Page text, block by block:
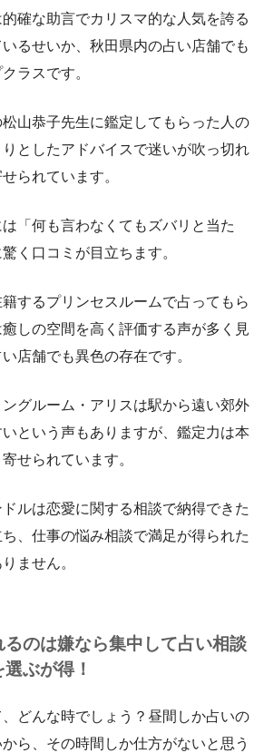
確な助言でカリスマ的な人気を誇る
るせいか、秋田県内の占い店舗でも
ラスです。
山恭子先生に鑑定してもらった人の
としたアドバイスで迷いが吹っ切れ
られています。
「何も言わなくてもズバリと当た
く口コミが目立ちます。
するプリンセスルームで占ってもら
しの空間を高く評価する声が多く見
店舗でも異色の存在です。
グルーム・アリスは駅から遠い郊外
という声もありますが、鑑定力は本
せられています。
ルは恋愛に関する相談で納得できた
、仕事の悩み相談で満足が得られた
ません。
のは嫌なら集中して占い相談
ぶが得！
どんな時でしょう？昼間しか占いの
ら、その時間しか仕方がないと思う